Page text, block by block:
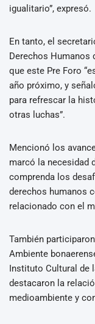
igualitario”, expresó.
En tanto, el
Derechos Humanos
que este Pre Foro
año próximo, y
para refrescar la
otras luchas”.
Mencionó los
marcó la necesidad
comprenda los
derechos humanos
relacionado con el
También
Ambiente
Instituto Cultural de
destacaron la
medioambiente y